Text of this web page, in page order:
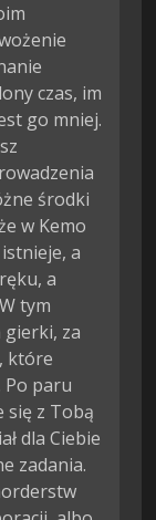
czas, im
go mniej.
środki
w Kemo
a
a
tym
gierki, za
które
paru
się z Tobą
dla Ciebie
zadania.